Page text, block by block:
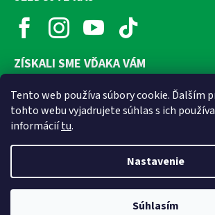
Tento web používa súbory cookie. Ďalším
tohto webu vyjadrujete súhlas s ich
informáciítu.
Nastavenie
Súhlasím
ZÍSKALI SME VĎAKA VÁM
Vytvoril Shoptet